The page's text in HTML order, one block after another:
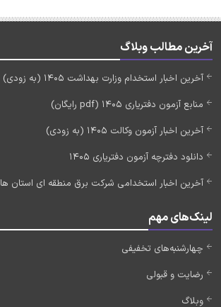
آخرین مطالب وبلاگ
آخرین اخبار استخدام وزارت بهداشت 1405 (به زودی)
منابع آزمون دفتریاری 1405 (pdf رایگان)
آخرین اخبار آزمون وکالت 1405 (به زودی)
دانلود دفترچه آزمون دفتریاری 1405
آخرین اخبار استخدامی شرکت برق منطقه ای استان ها 1405
لینک‌های مهم
چهارشنبه‌های تخفیفی
رضایت و قبولی
وبلاگ